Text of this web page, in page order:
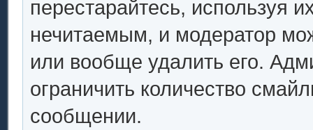
перестарайтесь, используя
нечитаемым, и модератор
или вообще удалить его.
ограничить количество
сообщении.